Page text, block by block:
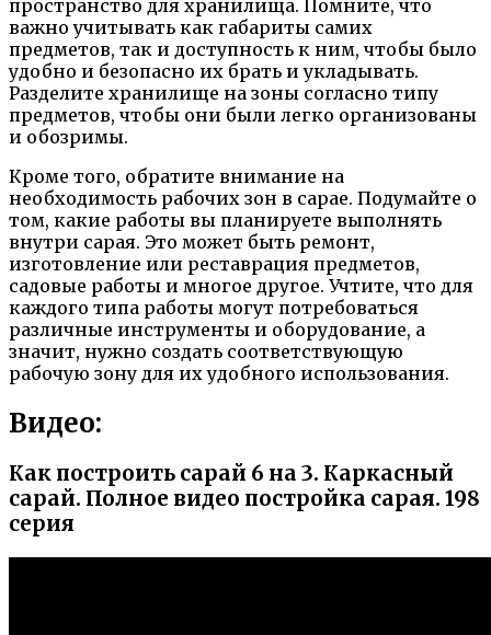
пространство для хранилища. Помните, что
важно учитывать как габариты самих
предметов, так и доступность к ним, чтобы было
удобно и безопасно их брать и укладывать.
Разделите хранилище на зоны согласно типу
предметов, чтобы они были легко организованы
и обозримы.
Кроме того, обратите внимание на
необходимость рабочих зон в сарае. Подумайте о
том, какие работы вы планируете выполнять
внутри сарая. Это может быть ремонт,
изготовление или реставрация предметов,
садовые работы и многое другое. Учтите, что для
каждого типа работы могут потребоваться
различные инструменты и оборудование, а
значит, нужно создать соответствующую
рабочую зону для их удобного использования.
Видео:
Как построить сарай 6 на 3. Каркасный
сарай. Полное видео постройка сарая. 198
серия